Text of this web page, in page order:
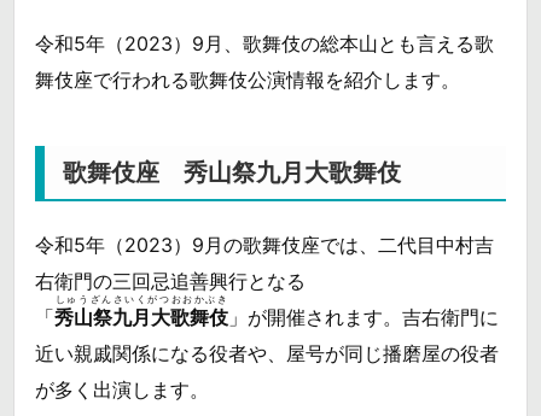
令和5年（2023）9月、歌舞伎の総本山とも言える歌
舞伎座で行われる歌舞伎公演情報を紹介します。
歌舞伎座 秀山祭九月大歌舞伎
令和5年（2023）9月の歌舞伎座では、二代目中村吉
右衛門の三回忌追善興行となる
「秀山祭九月大歌舞伎
しゅうざんさいくがつおおかぶき
」が開催されます。吉右衛門に
近い親戚関係になる役者や、屋号が同じ播磨屋の役者
が多く出演します。